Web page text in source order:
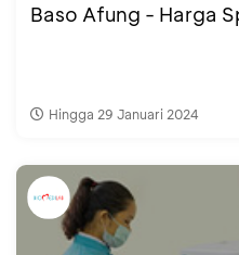
Baso Afung - Harga
Hingga 29 Januari 2024